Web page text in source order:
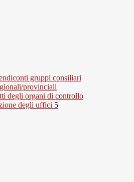
gruppi consiliari
provinciali
degli organi di controllo
degli uffici 5